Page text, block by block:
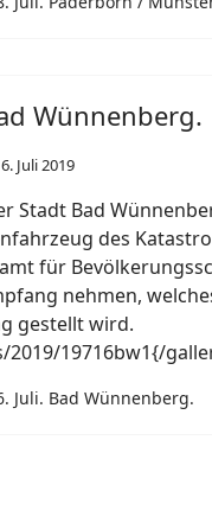
Wünnenberg.
Juli 2019
Stadt Bad
des
für
nehmen,
gestellt wird.
2019/19716bw1{/
Juli. Bad Wünnenberg.